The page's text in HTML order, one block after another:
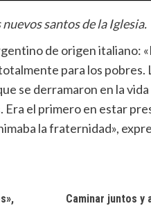
santos de la Iglesia.
de origen italiano:
para los pobres.
se derramaron en la
Era el primero en estar
la fraternidad»,
Caminar juntos y